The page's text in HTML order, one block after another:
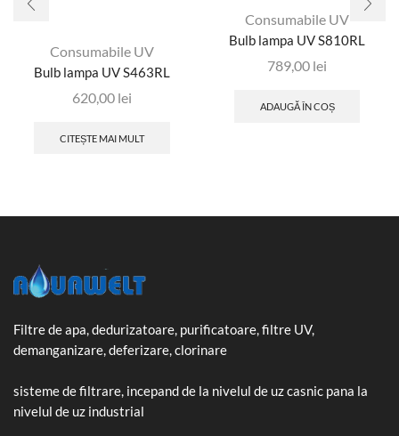
Consumabile UV
Bulb lampa UV S463RL
620,00 lei
CITEȘTE MAI MULT
Consumabile UV
Bulb lampa UV S810RL
789,00 lei
ADAUGĂ ÎN COȘ
Filtre de apa, dedurizatoare, purificatoare, filtre UV,
demanganizare, deferizare, clorinare
sisteme de filtrare, incepand de la nivelul de uz casnic pana la
nivelul de uz industrial